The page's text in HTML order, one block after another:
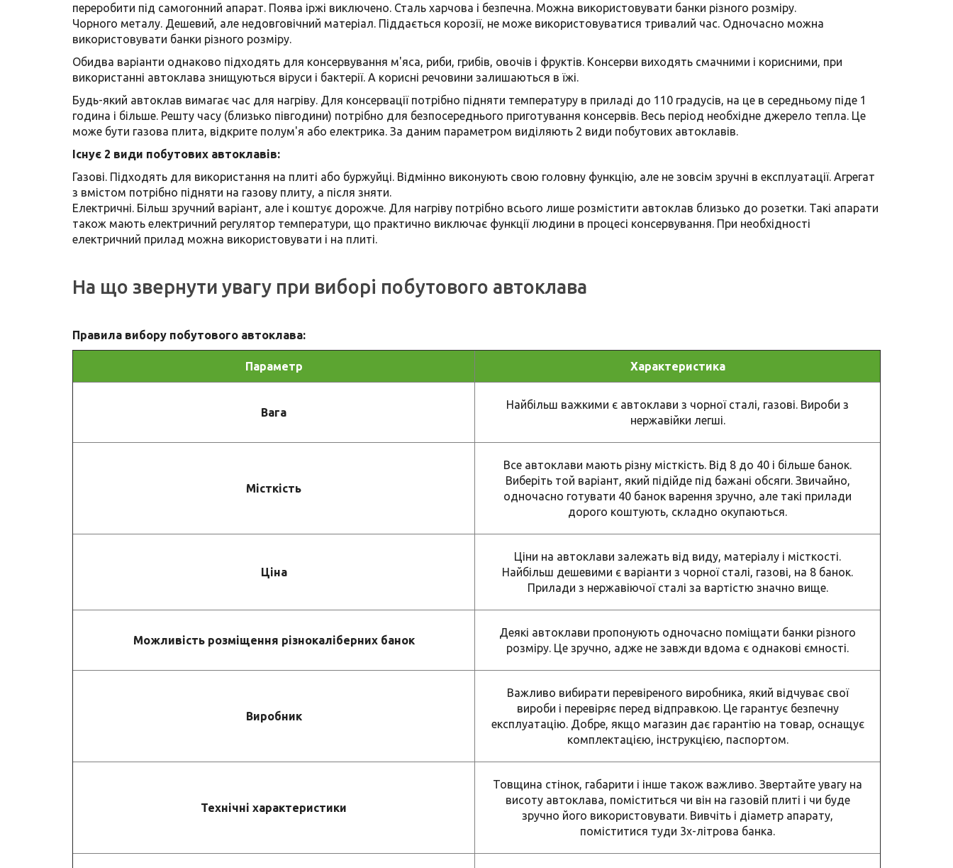
переробити під самогонний апарат. Поява іржі виключено. Сталь харчова і безпечна. Можна використовувати банки різного розміру.
Чорного металу. Дешевий, але недовговічний матеріал. Піддається корозії, не може використовуватися тривалий час. Одночасно можна
використовувати банки різного розміру.
Обидва варіанти однаково підходять для консервування м'яса, риби, грибів, овочів і фруктів. Консерви виходять смачними і корисними, при
використанні автоклава знищуються віруси і бактерії. А корисні речовини залишаються в їжі.
Будь-який автоклав вимагає час для нагріву. Для консервації потрібно підняти температуру в приладі до 110 градусів, на це в середньому піде 1
година і більше. Решту часу (близько півгодини) потрібно для безпосереднього приготування консервів. Весь період необхідне джерело тепла. Це
може бути газова плита, відкрите полум'я або електрика. За даним параметром виділяють 2 види побутових автоклавів.
Існує 2 види побутових автоклавів:
Газові. Підходять для використання на плиті або буржуйці. Відмінно виконують свою головну функцію, але не зовсім зручні в експлуатації. Агрегат
з вмістом потрібно підняти на газову плиту, а після зняти.
Електричні. Більш зручний варіант, але і коштує дорожче. Для нагріву потрібно всього лише розмістити автоклав близько до розетки. Такі апарати
також мають електричний регулятор температури, що практично виключає функції людини в процесі консервування. При необхідності
електричний прилад можна використовувати і на плиті.
На що звернути увагу при виборі побутового автоклава
Правила вибору побутового автоклава:
Параметр Характеристика
Вага
Найбільш важкими є автоклави з чорної сталі, газові. Вироби з
нержавійки легші.
Місткість
Все автоклави мають різну місткість. Від 8 до 40 і більше банок.
Виберіть той варіант, який підійде під бажані обсяги. Звичайно,
одночасно готувати 40 банок варення зручно, але такі прилади
дорого коштують, складно окупаються.
Ціна
Ціни на автоклави залежать від виду, матеріалу і місткості.
Найбільш дешевими є варіанти з чорної сталі, газові, на 8 банок.
Прилади з нержавіючої сталі за вартістю значно вище.
Можливість розміщення різнокаліберних банок
Деякі автоклави пропонують одночасно поміщати банки різного
розміру. Це зручно, адже не завжди вдома є однакові ємності.
Виробник
Важливо вибирати перевіреного виробника, який відчуває свої
вироби і перевіряє перед відправкою. Це гарантує безпечну
експлуатацію. Добре, якщо магазин дає гарантію на товар, оснащує
комплектацією, інструкцією, паспортом.
Технічні характеристики
Товщина стінок, габарити і інше також важливо. Звертайте увагу на
висоту автоклава, поміститься чи він на газовій плиті і чи буде
зручно його використовувати. Вивчіть і діаметр апарату,
поміститися туди 3х-літрова банка.